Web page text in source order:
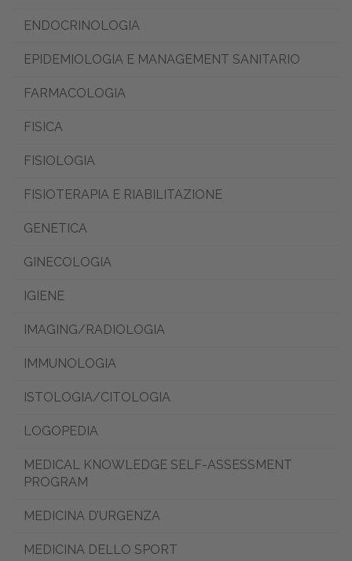
ENDOCRINOLOGIA
EPIDEMIOLOGIA E MANAGEMENT SANITARIO
FARMACOLOGIA
FISICA
FISIOLOGIA
FISIOTERAPIA E RIABILITAZIONE
GENETICA
GINECOLOGIA
IGIENE
IMAGING/RADIOLOGIA
IMMUNOLOGIA
ISTOLOGIA/CITOLOGIA
LOGOPEDIA
MEDICAL KNOWLEDGE SELF-ASSESSMENT
PROGRAM
MEDICINA D’URGENZA
MEDICINA DELLO SPORT